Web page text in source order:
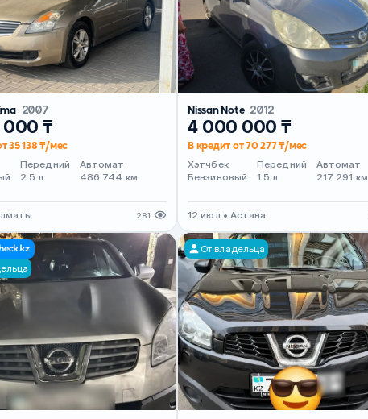
2007
₸
35 138 ₸/мес
Передний
2.5 л
Автомат
486 744 км
281
Nissan Note 2012
4 000 000 ₸
В кредит от 70 277 ₸/мес
Хэтчбек
Бензиновый
Передний
1.5 л
Автомат
217 291 км
12 июл • Астана
От владельца